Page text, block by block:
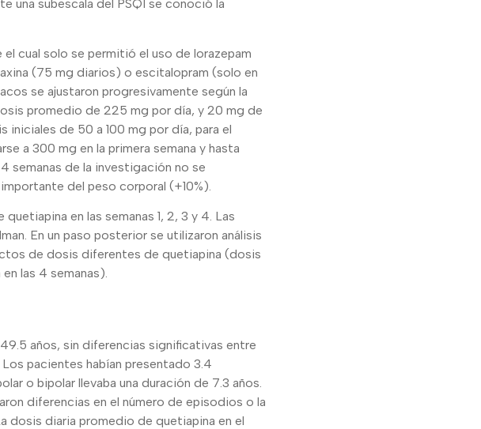
una subescala del PSQI se conoció la
cual solo se permitió el uso de lorazepam
(75 mg diarios) o escitalopram (solo en
se ajustaron progresivamente según la
promedio de 225 mg por día, y 20 mg de
de 50 a 100 mg por día, para el
a 300 mg en la primera semana y hasta
semanas de la investigación no se
del peso corporal (+10%).
en las semanas 1, 2, 3 y 4. Las
En un paso posterior se utilizaron análisis
de dosis diferentes de quetiapina (dosis
las 4 semanas).
años, sin diferencias significativas entre
pacientes habían presentado 3.4
o bipolar llevaba una duración de 7.3 años.
diferencias en el número de episodios o la
dosis diaria promedio de quetiapina en el